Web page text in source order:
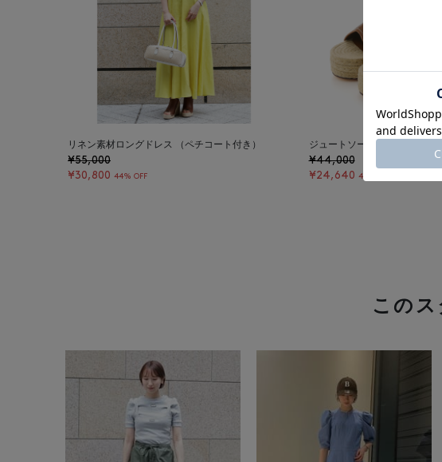
リネン素材ロングドレス （ペチコート付き）
¥55,000
¥30,800 44% OFF
ジュートソール ウェッジソー
¥44,000
¥24,640 44% OFF
この